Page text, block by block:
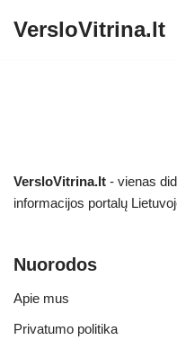
VersloVitrina.lt
VersloVitrina.lt - vienas
informacijos portalų
Nuorodos
Apie mus
Privatumo politika